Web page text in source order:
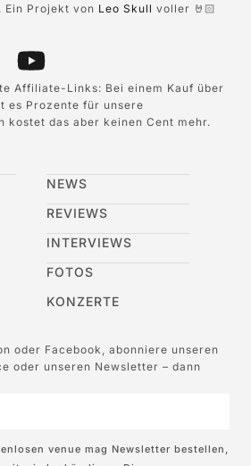
Ein Projekt von Leo Skull voller 🤘🏻
Affiliate-Links: Bei einem Kauf über
es Prozente für unsere
kostet das aber keinen Cent mehr.
NEWS
REVIEWS
INTERVIEWS
FOTOS
KONZERTE
oder Facebook, abonniere unseren
oder unseren Newsletter – dann
venue mag Newsletter bestellen,